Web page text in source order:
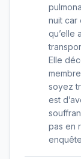
nuit car
qu’elle
Elle
soyez
est
pas en